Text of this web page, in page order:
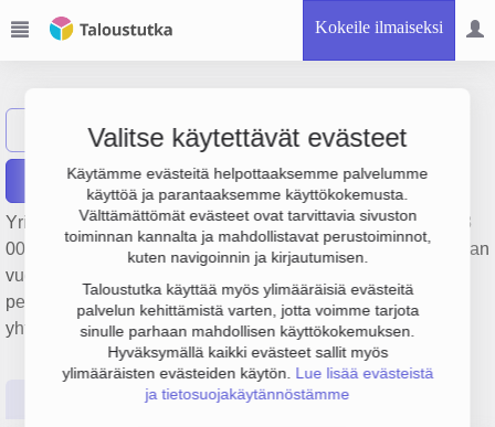
Kokeile ilmaiseksi
Valitse käytettävät evästeet
Käytämme evästeitä helpottaaksemme palvelumme
käyttöä ja parantaaksemme käyttökokemusta.
Välttämättömät evästeet ovat tarvittavia sivuston
toiminnan kannalta ja mahdollistavat perustoiminnot,
kuten navigoinnin ja kirjautumisen.
Taloustutka käyttää myös ylimääräisiä evästeitä
palvelun kehittämistä varten, jotta voimme tarjota
sinulle parhaan mahdollisen käyttökokemuksen.
Hyväksymällä kaikki evästeet sallit myös
ylimääräisten evästeiden käytön. Lue lisää evästeistä
ja tietosuojakäytännöstämme
Näytä haku J JTV-Partner Oy
Raportit
Yrityksen JTV-Partner Oy liikevaihto on 15.1 milj. €, tulos 18
000 € ja henkilöstömäärä 227. Sen päätoimiala on Työvoiman
vuokraus ja muu henkilöstön hankintapalvelutoiminta,
perustamisvuosi 2009 ja sijainti Sastamala. Yrityksen
yhtiömuoto Osakeyhtiö (OY).
Tilinpäätösluvut Päättäjätiedot